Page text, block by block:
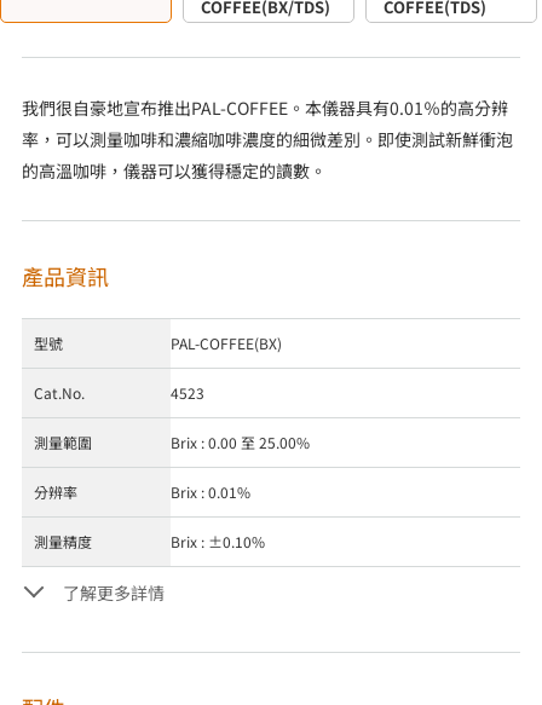
COFFEE(BX/TDS)
COFFEE(TDS)
我們很自豪地宣布推出PAL-COFFEE。本儀器具有0.01％的高分辨
率，可以測量咖啡和濃縮咖啡濃度的細微差別。即使測試新鮮衝泡
的高溫咖啡，儀器可以獲得穩定的讀數。
產品資訊
型號 PAL-COFFEE(BX)
Cat.No. 4523
測量範圍 Brix : 0.00 至 25.00%
分辨率 Brix : 0.01%
測量精度 Brix : ±0.10%
了解更多詳情